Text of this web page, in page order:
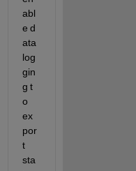
abl
e d
ata
log
gin
g t
o
ex
por
t
sta